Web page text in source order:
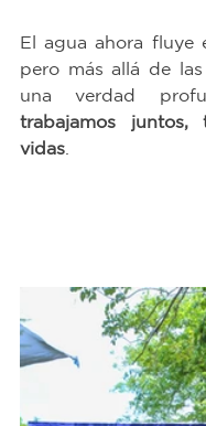
El agua ahora fluye
pero más allá de
una verdad
trabajamos juntos,
vidas